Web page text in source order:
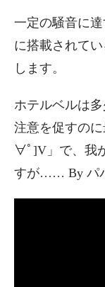
一定の騒音に
に搭載されて
します。
ホテルベルは
注意を促すの
∀ﾟ]V」で、我
すが…… By パ